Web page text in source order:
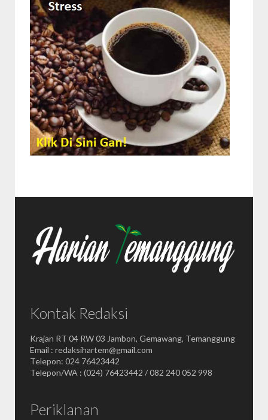
Kontak Redaksi
Krajan RT 04 RW 03 Jambon, Gemawang, Temanggung
Email : redaksihartem@gmail.com
Telepon: 024 76423442
Telepon/WA : (024) 76423442 / 082 240 052 998
Periklanan